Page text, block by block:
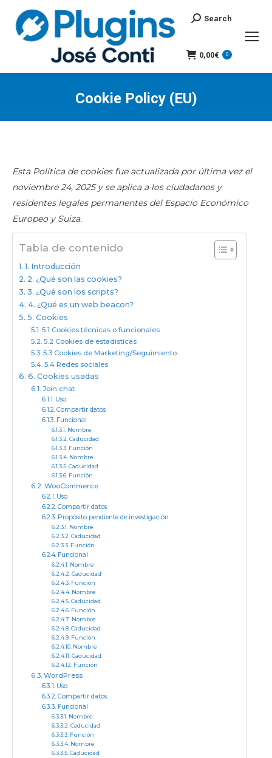
Search:
Search
0,00€ 0
Cookie Policy (EU)
Esta Política de cookies fue actualizada por última vez el
noviembre 24, 2025 y se aplica a los ciudadanos y
residentes legales permanentes del Espacio Económico
Europeo y Suiza.
Tabla de contenido
1. Introducción
2. ¿Qué son las cookies?
3. ¿Qué son los scripts?
4. ¿Qué es un web beacon?
5. Cookies
5.1 Cookies técnicas o funcionales
5.2 Cookies de estadísticas
5.3 Cookies de Marketing/Seguimiento
5.4 Redes sociales
6. Cookies usadas
Join.chat
Uso
Compartir datos
Funcional
Nombre
Caducidad
Función
Nombre
Caducidad
Función
WooCommerce
Uso
Compartir datos
Propósito pendiente de investigación
Nombre
Caducidad
Función
Funcional
Nombre
Caducidad
Función
Nombre
Caducidad
Función
Nombre
Caducidad
Función
Nombre
Caducidad
Función
WordPress
Uso
Compartir datos
Funcional
Nombre
Caducidad
Función
Nombre
Caducidad